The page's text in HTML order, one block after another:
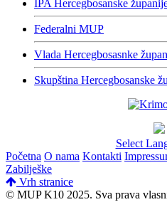
IPA Hercegbosanske
Federalni MUP
Vlada Hercegbosasnke
Skupština Hercegbosanske
Select
Početna O nama Kontakti
Zabilješke
Vrh stranice
© MUP K10 2025. Sva prava